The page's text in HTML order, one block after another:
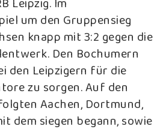
um den Gruppensieg
knapp mit 3:2 gegen die
Den Bochumern
den Leipzigern für die
zu sorgen. Auf den
Aachen, Dortmund,
dem siegen begann, sowie